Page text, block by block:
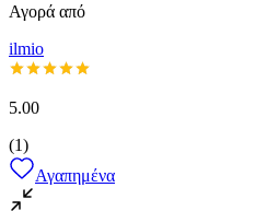
Αγορά από
ilmio
5.00
(1)
Αγαπημένα